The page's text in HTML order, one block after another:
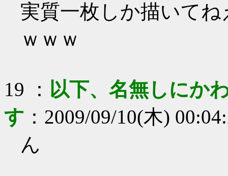
実質一枚しか描いて
ｗｗｗ
19 ： 以下、名無しにか
す ： 2009/09/10(木)
ん